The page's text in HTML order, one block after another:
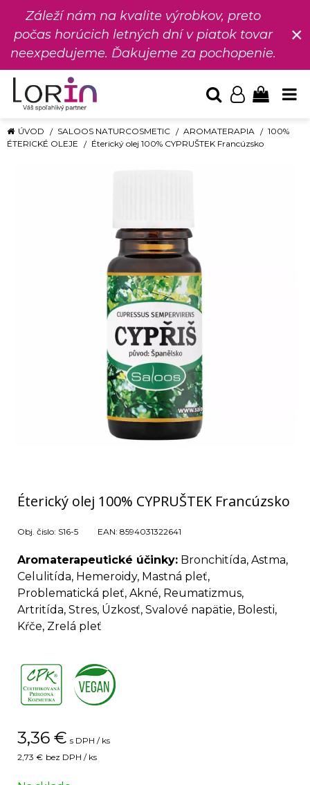
Záleží nám na kvalite výrobkov, preto
počas horúcich letných dní v piatok tovar
neexpedujeme. Ďakujeme za pochopenie.
×
ÚVOD SALOOS NATURCOSMETIC AROMATERAPIA
100%
ÉTERICKÉ OLEJE
Éterický olej 100% CYPRUŠTEK Francúzsko
Éterický olej 100% CYPRUŠTEK Francúzsko
Obj. čislo: S16-5 EAN: 8594031322641
Aromaterapeutické účinky: Bronchitída, Astma,
Celulitída, Hemeroidy, Mastná pleť,
Problematická pleť, Akné, Reumatizmus,
Artritída, Stres, Úzkosť, Svalové napätie, Bolesti,
Kŕče, Zrelá pleť
3,36 € s DPH / ks
2,73 € bez DPH / ks